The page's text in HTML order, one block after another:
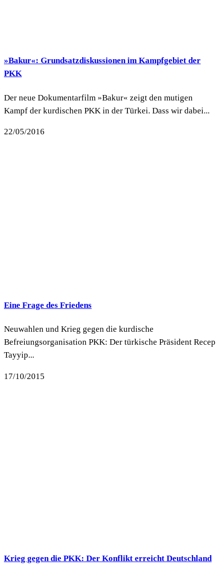
»Bakur«: Grundsatzdiskussionen im Kampfgebiet der
PKK
Der neue Dokumentarfilm »Bakur« zeigt den mutigen
Kampf der kurdischen PKK in der Türkei. Dass wir dabei...
22/05/2016
Eine Frage des Friedens
Neuwahlen und Krieg gegen die kurdische
Befreiungsorganisation PKK: Der türkische Präsident Recep
Tayyip...
17/10/2015
Krieg gegen die PKK: Der Konflikt erreicht Deutschland